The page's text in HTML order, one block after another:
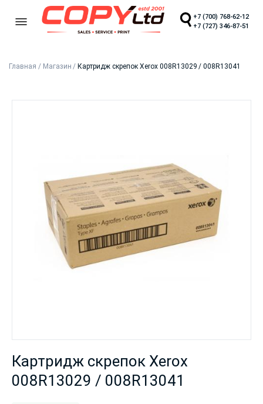
+7 (700) 768-62-12
+7 (727) 346-87-51
Главная / Магазин /Картридж скрепок Xerox 008R13029 / 008R13041
Картридж скрепок Xerox
008R13029 / 008R13041